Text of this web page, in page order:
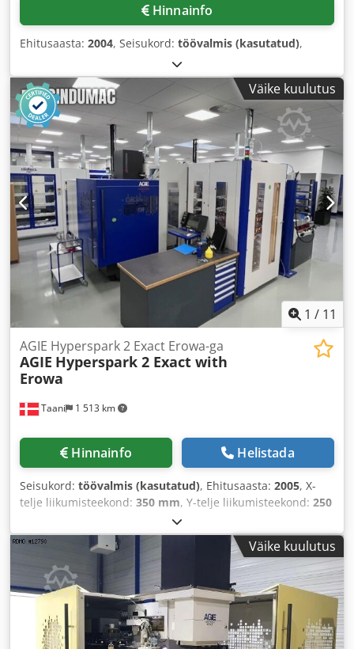
Hinnainfo
Ehitusaasta: 2004, Seisukord: töövalmis (kasutatud),
Väike kuulutus
1 / 11
Taani 1 513 km
AGIE Hyperspark 2 Exact Erowa-ga
AGIE Hyperspark 2 Exact with
Erowa
Hinnainfo Helistada
Seisukord: töövalmis (kasutatud), Ehitusaasta: 2005, X-
telje liikumisteekond: 350 mm, Y-telje liikumisteekond: 250
, Z-telje liikumisteekond:250 mm
AGIE, telgede arv:3, See 3-teljeline AGIE Hyperspark 2
Exact koos Erowaga on toodetud 2005. aastal. Selle X-telje
liikumine on 350 mm, Y-telje liikumine 250 mm ja Z-telje
liikumine 250 mm. Masin on varustatud AGIE VISION 4
tarkvaraga ja sisaldab EROWA ROBOT MULTI, millel on 60
ITS 148 kohta ja 240 ITS 50 koha jaoks mõeldud
salongikohta. Kui otsite kvaliteetset stantsimis-
Väike kuulutus